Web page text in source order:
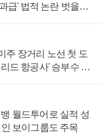
급' 법적 논란 벗을지
주 장거리 노선 첫 도
드 항공사' 승부수 통
월드투어로 실적 성
보이그룹도 주목